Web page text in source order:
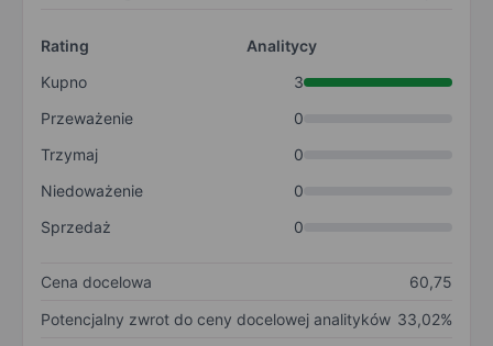
Rating
Analitycy
Kupno
3
Przeważenie
0
Trzymaj
0
Niedoważenie
0
Sprzedaż
0
Cena docelowa
60,75
Potencjalny zwrot do ceny docelowej analityków 33,02%